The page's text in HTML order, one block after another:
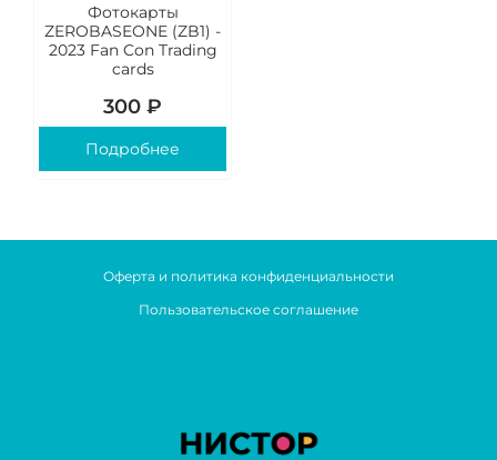
Фотокарты
ZEROBASEONE (ZB1) -
2023 Fan Con Trading
cards
300 ₽
Подробнее
Оферта и политика конфиденциальности
Пользовательское соглашение